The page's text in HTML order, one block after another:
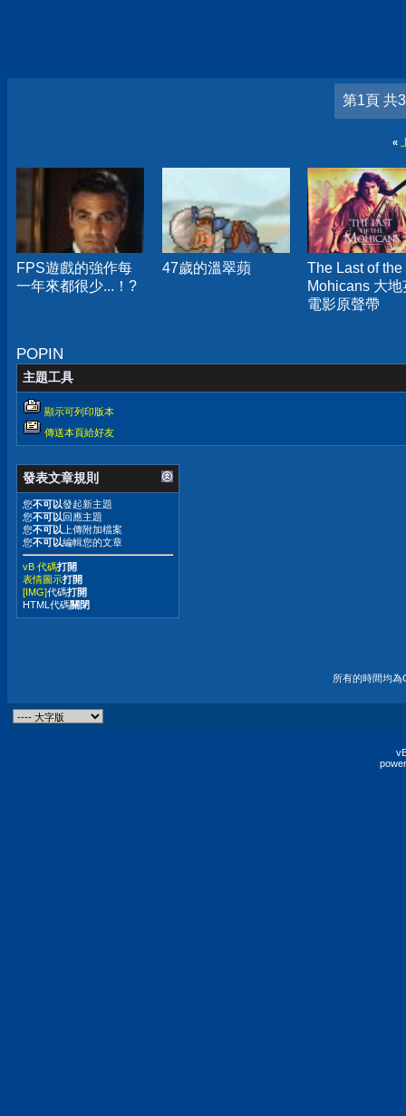
第1頁 共
«
FPS遊戲的強作每
一年來都很少...！?
47歲的溫翠蘋
The Last of the
Mohicans 大地
電影原聲帶
POPIN
主題工具
顯示可列印版本
傳送本頁給好友
發表文章規則
您不可以發起新主題
您不可以回應主題
您不可以 上傳附加檔案
您不可以編輯您的文章
vB 代碼打開
表情圖示打開
[IMG]代碼打開
HTML代碼關閉
所有的時間均為